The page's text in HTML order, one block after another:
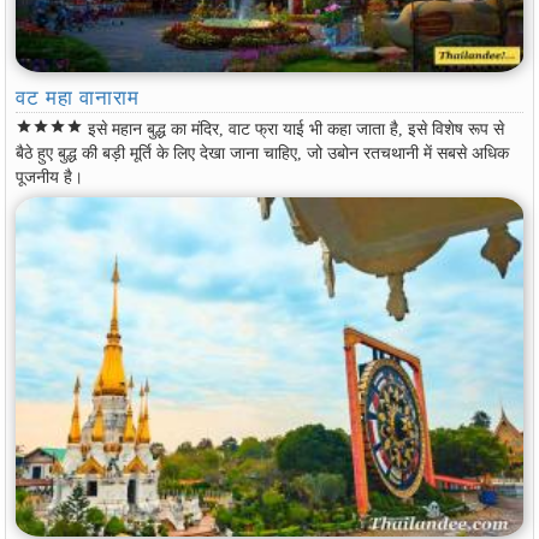
वट महा वानाराम
starstarstarstar इसे महान बुद्ध का मंदिर, वाट फ्रा याई भी कहा जाता है, इसे विशेष रूप से
बैठे हुए बुद्ध की बड़ी मूर्ति के लिए देखा जाना चाहिए, जो उबोन रतचथानी में सबसे अधिक
पूजनीय है।